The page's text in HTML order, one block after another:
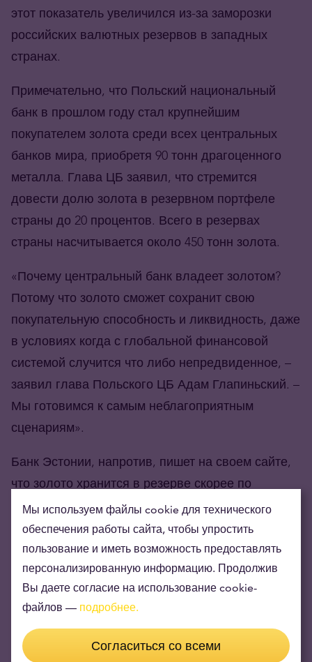
этот показатель увеличился из-за заморозки
российских валютных резервов в западных
странах.
Примечательно, что Польский национальный
банк в прошлом году стал крупнейшим
покупателем золота среди всех центральных
банков мира, приобретя 90 тонн драгоценного
металла. Глава ЦБ заявил, что стремится
довести долю золота в резервном портфеле
страны до 20 процентов. Всего в резервах
страны насчитывается около 450 тонн золота.
«Почему центральный банк владеет золотом?
Потому что золото сможет сохранит свою
покупательную способность и ликвидность, даже
в условиях когда с глобальной финансовой
системой случится что либо непредвиденное, –
заявил глава Польского ЦБ Адам Глапиньский. –
Мы готовимся к самым неблагоприятным
сценариям».
Банк Эстонии, напротив, пишет на своем сайте,
что золото хранится в резерве скорее по
«историческим», чем по финансовым причинам.
Запасы Латвии, Литвы и
Швеции остались
неизменными
Мы используем файлы cookie для технического
обеспечения работы сайта, чтобы упростить
пользование и иметь возможность предоставлять
персонализированную информацию. Продолжив
Вы даете согласие на использование cookie-
файлов — подробнее.
Согласиться со всеми